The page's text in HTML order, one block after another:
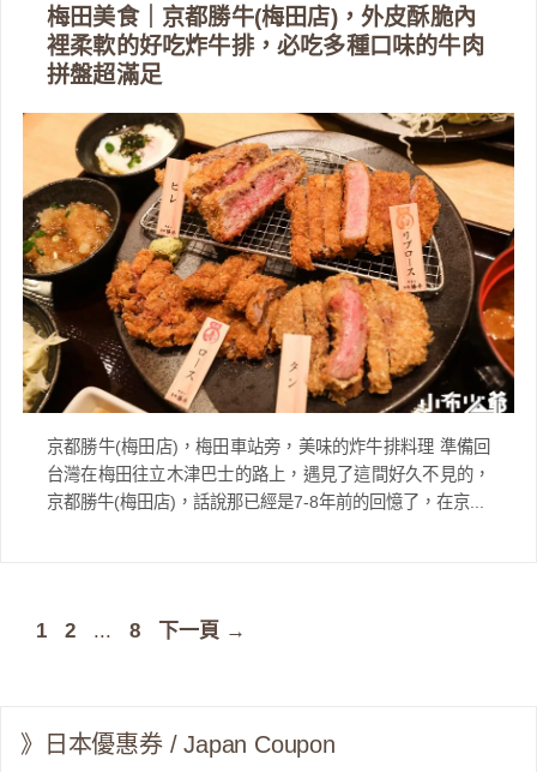
梅田美食｜京都勝牛(梅田店)，外皮酥脆內
裡柔軟的好吃炸牛排，必吃多種口味的牛肉
拼盤超滿足
京都勝牛(梅田店)，梅田車站旁，美味的炸牛排料理 準備回
台灣在梅田往立木津巴士的路上，遇見了這間好久不見的，
京都勝牛(梅田店)，話說那已經是7-8年前的回憶了，在京...
頁
1
頁
2 ...
頁
8 下一頁 →
》日本優惠券 / Japan Coupon